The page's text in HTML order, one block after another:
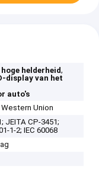
helderheid,
display van het
auto's
Union
JEITA CP-3451;
1-2; IEC 60068